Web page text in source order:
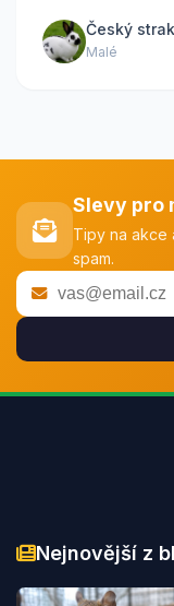
Český
Malé
Slevy pro
Tipy na akce
spam.
Nejnovější z